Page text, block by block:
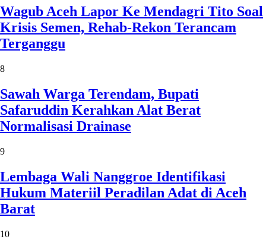
Wagub Aceh Lapor Ke Mendagri Tito Soal
Krisis Semen, Rehab-Rekon Terancam
Terganggu
8
Sawah Warga Terendam, Bupati
Safaruddin Kerahkan Alat Berat
Normalisasi Drainase
9
Lembaga Wali Nanggroe Identifikasi
Hukum Materiil Peradilan Adat di Aceh
Barat
10